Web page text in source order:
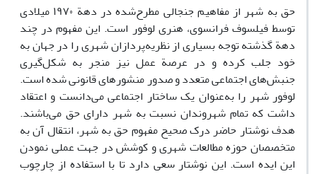
حق به شهر از مفاهیم جنجالی مطرح‌شده در دهة ۱۹۷۰ میلادی
توسط فیلسوف فرانسوی، هنری لوفور است. این مفهوم در چند
دهة گذشته توجه بسیاری از نظریه‌پردازان شهری را در جهان به
خود جلب کرده و در عرصة عمل نیز منجر به شکل‌گیری
جنبش‌های اجتماعی متعدد و صدور منشورهای قانونی شده است.
لوفور شهر را به‌عنوان یک ساختار اجتماعی می‌دانست و اعتقاد
داشت که تمام شهروندان نسبت به شهر دارای حق می‌باشند.
هدف نوشتار حاضر درک صحیح مفهوم حق به شهر، انتقال آن به
متخصصان حوزه مطالعات شهری و کوشش در جهت عملی نمودن
این ایده است. این نوشتار سعی دارد تا با استفاده از چارچوب